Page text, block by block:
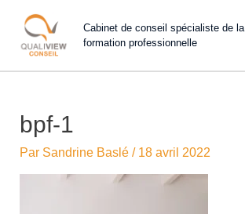
Cabinet de conseil spécialiste de la
formation professionnelle
bpf-1
Par Sandrine Baslé / 18 avril 2022